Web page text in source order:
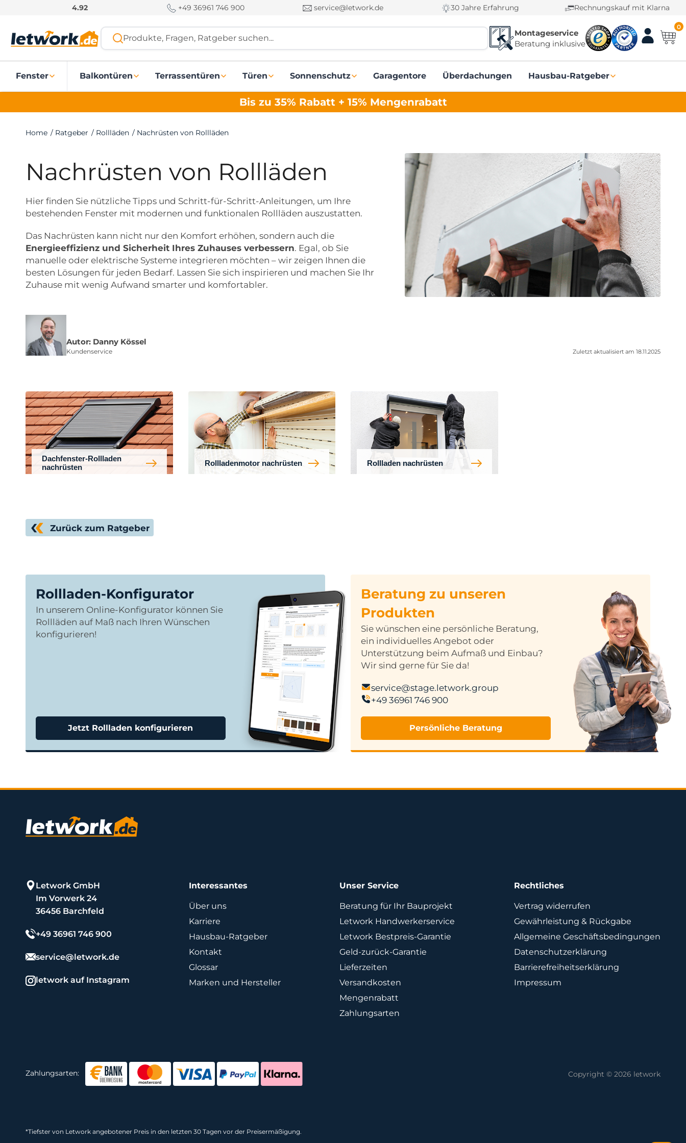
o
4.92 +49 36961 746 900 service@letwork.de 30 Jahre Erfahrung Rechnungskauf mit Klarna
Produkte, Fragen, Ratgeber suchen...
Montageservice
Beratung inklusive
0
Fenster Balkontüren Terrassentüren Türen Sonnenschutz Garagentore Überdachungen Hausbau-Ratgeber
Bis zu 35% Rabatt + 15% Mengenrabatt
Home / Ratgeber / Rollläden / Nachrüsten von Rollläden
Nachrüsten von Rollläden
Hier finden Sie nützliche Tipps und Schritt-für-Schritt-Anleitungen, um Ihre
bestehenden Fenster mit modernen und funktionalen Rollläden auszustatten.
Das Nachrüsten kann nicht nur den Komfort erhöhen, sondern auch die
Energieeffizienz und Sicherheit Ihres Zuhauses verbessern. Egal, ob Sie
manuelle oder elektrische Systeme integrieren möchten – wir zeigen Ihnen die
besten Lösungen für jeden Bedarf. Lassen Sie sich inspirieren und machen Sie Ihr
Zuhause mit wenig Aufwand smarter und komfortabler.
Autor: Danny Kössel
Kundenservice Zuletzt aktualisiert am 18.11.2025
Dachfenster-Rollladen
nachrüsten
Rollladenmotor nachrüsten Rollladen nachrüsten
Zurück zum Ratgeber
Rollladen-Konfigurator
In unserem Online-Konfigurator können Sie
Rollläden auf Maß nach Ihren Wünschen
konfigurieren!
Jetzt Rollladen konfigurieren
Beratung zu unseren
Produkten
Sie wünschen eine persönliche Beratung,
ein individuelles Angebot oder
Unterstützung beim Aufmaß und Einbau?
Wir sind gerne für Sie da!
service@stage.letwork.group
+49 36961 746 900
Persönliche Beratung
Letwork GmbH
Im Vorwerk 24
36456 Barchfeld
+49 36961 746 900
service@letwork.de
letwork auf Instagram
Interessantes
Über uns
Karriere
Hausbau-Ratgeber
Kontakt
Glossar
Marken und Hersteller
Unser Service
Beratung für Ihr Bauprojekt
Letwork Handwerkerservice
Letwork Bestpreis-Garantie
Geld-zurück-Garantie
Lieferzeiten
Versandkosten
Mengenrabatt
Zahlungsarten
Rechtliches
Vertrag widerrufen
Gewährleistung & Rückgabe
Allgemeine Geschäftsbedingungen
Datenschutzerklärung
Barrierefreiheitserklärung
Impressum
Zahlungsarten: Copyright © 2026 letwork
*Tiefster von Letwork angebotener Preis in den letzten 30 Tagen vor der Preisermäßigung.